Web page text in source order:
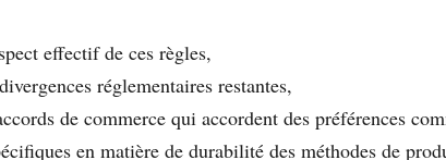
effectif de ces règles,
réglementaires restantes,
de commerce qui accordent des préférences
en matière de durabilité des méthodes de